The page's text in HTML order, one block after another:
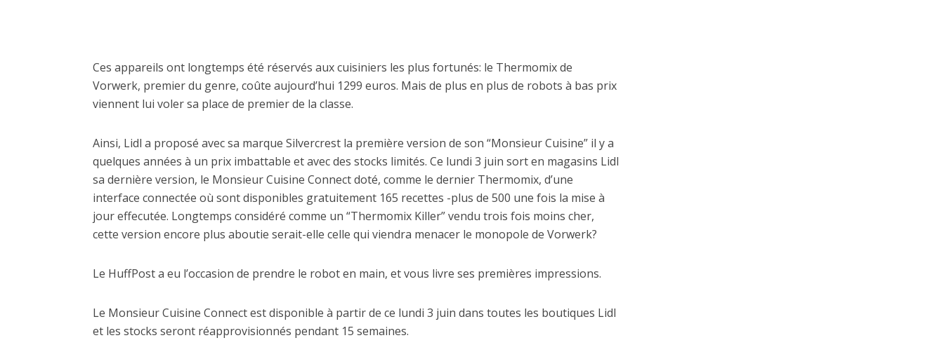
Ces appareils ont longtemps été réservés aux cuisiniers les plus fortunés: le Thermomix de
Vorwerk, premier du genre, coûte aujourd’hui 1299 euros. Mais de plus en plus de robots à bas prix
viennent lui voler sa place de premier de la classe.
Ainsi, Lidl a proposé avec sa marque Silvercrest la première version de son “Monsieur Cuisine” il y a
quelques années à un prix imbattable et avec des stocks limités. Ce lundi 3 juin sort en magasins Lidl
sa dernière version, le Monsieur Cuisine Connect doté, comme le dernier Thermomix, d’une
interface connectée où sont disponibles gratuitement 165 recettes -plus de 500 une fois la mise à
jour effecutée. Longtemps considéré comme un “Thermomix Killer” vendu trois fois moins cher,
cette version encore plus aboutie serait-elle celle qui viendra menacer le monopole de Vorwerk?
Le HuffPost a eu l’occasion de prendre le robot en main, et vous livre ses premières impressions.
Le Monsieur Cuisine Connect est disponible à partir de ce lundi 3 juin dans toutes les boutiques Lidl
et les stocks seront réapprovisionnés pendant 15 semaines.